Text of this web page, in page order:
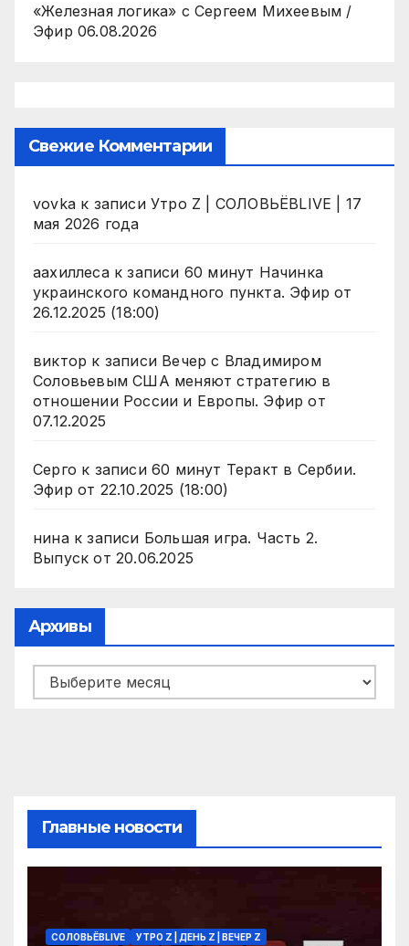
«Железная логика» с Сергеем Михеевым /
Эфир 06.08.2026
Свежие Комментарии
vovka к записи Утро Z | СОЛОВЬЁВLIVE | 17
мая 2026 года
аахиллесак записи 60 минут Начинка
украинского командного пункта. Эфир от
26.12.2025 (18:00)
виктор к записи Вечер с Владимиром
Соловьевым США меняют стратегию в
отношении России и Европы. Эфир от
07.12.2025
Серго к записи 60 минут Теракт в Сербии.
Эфир от 22.10.2025 (18:00)
нинак записи Большая игра. Часть 2.
Выпуск от 20.06.2025
Архивы
Архивы
Главные новости
СОЛОВЬЁВLIVE УТРО Z | ДЕНЬ Z | ВЕЧЕР Z